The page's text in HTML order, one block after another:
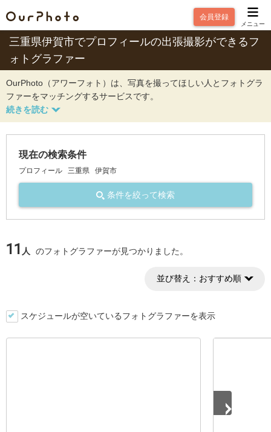
会員登録
メニュー
三重県伊賀市でプロフィールの出張撮影ができるフ
ォトグラファー
OurPhoto（アワーフォト）は、写真を撮ってほしい人とフォトグラ
ファーをマッチングするサービスです。
現在の検索条件
プロフィール 三重県 伊賀市
条件を絞って検索
11 人 のフォトグラファーが見つかりました。
並び替え： おすすめ順
スケジュールが空いているフォトグラファーを表示